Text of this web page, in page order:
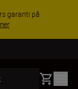
garanti på
Basket